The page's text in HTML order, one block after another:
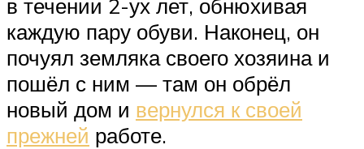
в течении 2-ух лет, обнюхивая
каждую пару обуви. Наконец, он
почуял земляка своего хозяина и
пошёл с ним — там он обрёл
новый дом и вернулся к своей
прежней работе.